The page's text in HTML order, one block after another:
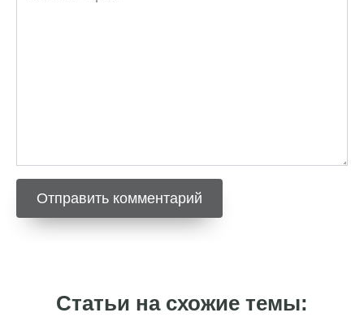
Статьи на схожие темы: